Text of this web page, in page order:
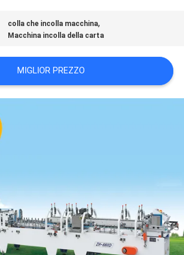
colla che incolla macchina,
Macchina incolla della carta
MIGLIOR PREZZO